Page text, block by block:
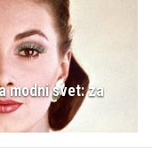
modni svet: za